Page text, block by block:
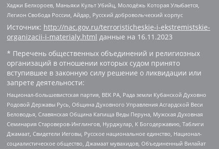
Хаджи Белхороев, Маньяки Культ Убийц, Молодёжь Которая Улыбается,
Легион Свобода России, Айдар, Русский добровольческий корпус
Источник: http://nac.gov.ru/terroristicheskie-i-ekstremistskie-
organizacii-i-materialy.html данные на 16.11.2023
* Перечень общественных объединений и религиозных
организаций в отношении которых судом принято
вступившее в законную силу решение о ликвидации или
запрете деятельности:
Национал-большевистская партия, ВЕК РА, Рада земли Кубанской Духовно
Родовой Державы Русь, Община Духовного Управления Асгардской Веси
Беловодья, Славянская Община Капища Веды Перуна, Мужская Духовная
Семинария Староверов-Инглингов, Нурджулар, К Богодержавию, Таблиги
Джамаат, Свидетели Иеговы, Русское национальное единство, Национал-
социалистическое общество, Джамаат мувахидов, Объединенный Вилайат